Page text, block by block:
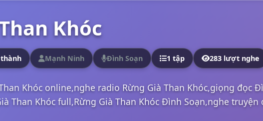
Khóc
Mạnh Ninh Đình Soạn 1 tập 283 lượt nghe
Khóc online,nghe radio Rừng Già Than Khóc,giọng đọc
Than Khóc full,Rừng Già Than Khóc Đình Soạn,nghe